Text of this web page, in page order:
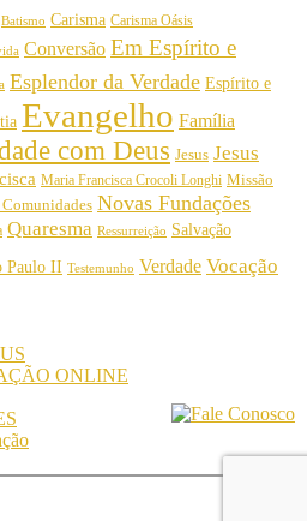
Batismo Carisma Carisma Oásis
Conversão Em Espírito e
Esplendor da Verdade Espírito e
Evangelho Família
com Deus Jesus Jesus
Maria Francisca Crocoli Longhi Missão
Novas Fundações
Quaresma Ressurreição Salvação
Paulo II Testemunho Verdade Vocação
ONLINE